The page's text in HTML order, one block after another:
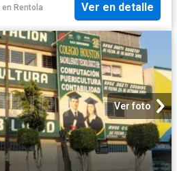
en Rentola Ver en detalle
Ver foto